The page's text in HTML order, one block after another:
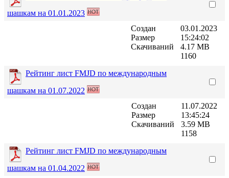
шашкам на 01.01.2023
Создан
Размер
Скачиваний
03.01.2023
15:24:02
4.17 MB
1160
Рейтинг лист FMJD по международным
шашкам на 01.07.2022
Создан
Размер
Скачиваний
11.07.2022
13:45:24
3.59 MB
1158
Рейтинг лист FMJD по международным
шашкам на 01.04.2022